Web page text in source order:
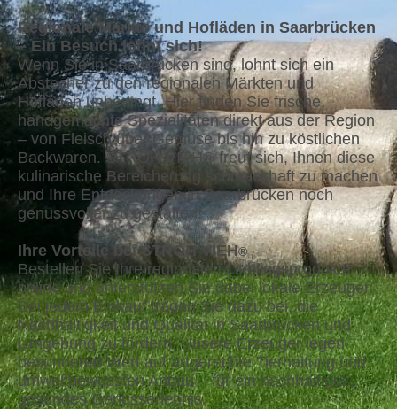
Regionale Märkte und Hofläden in Saarbrücken
– Ein Besuch lohnt sich!
Wenn Sie in Saarbrücken sind, lohnt sich ein
Abstecher zu den regionalen Märkten und
Hofläden unbedingt. Hier finden Sie frische,
handgemachte Spezialitäten direkt aus der Region
– von Fleisch über Gemüse bis hin zu köstlichen
Backwaren. STROH VIEH® freut sich, Ihnen diese
kulinarische Bereicherung schmackhaft zu machen
und Ihre Entdeckungen in Saarbrücken noch
genussvoller zu gestalten!
Ihre Vorteile bei STROH VIEH®
Bestellen Sie Ihre regionalen Lieblingsprodukte
online und unterstützen Sie dabei lokale Erzeuger.
Bei jedem Einkauf tragen Sie dazu bei, die
Nachhaltigkeit und Qualität in Saarbrücken und
Umgebung zu fördern. Unsere Erzeuger legen
besonderen Wert auf artgerechte Tierhaltung und
umweltbewussten Anbau – für ein nachhaltiges,
gesundes Genusserlebnis.